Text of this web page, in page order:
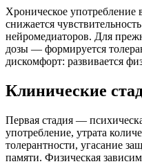
Хроническое
снижается
нейромедиаторов. Для
дозы — формируется
дискомфорт: развивается
Клинические
Первая стадия —
употребление, утрата
толерантности, угасание
памяти. Физическая